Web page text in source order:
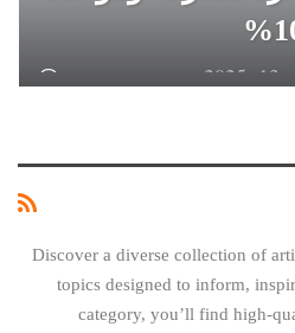
Discover a diverse collection of
topics designed to inform,
category, you’ll find high-